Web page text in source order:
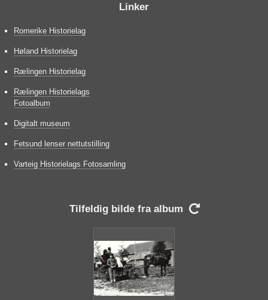
Linker
Romerike Historielag
Høland Historielag
Rælingen Historielag
Rælingen Historielags
Fotoalbum
Digitalt museum
Fetsund lenser nettutstilling
Varteig Historielags Fotosamling
Tilfeldig bilde fra album 